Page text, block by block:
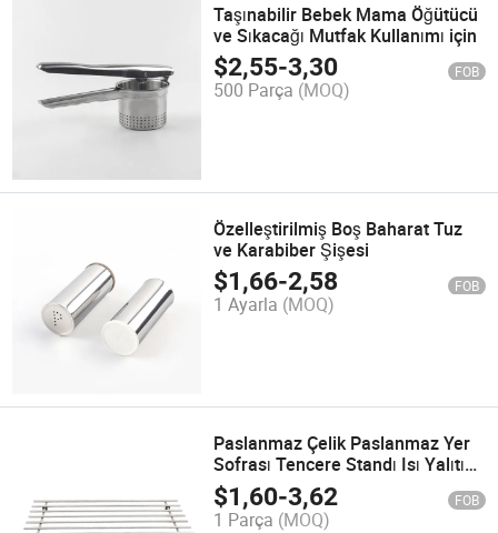
Taşınabilir Bebek Mama Öğütücü
ve Sıkacağı Mutfak Kullanımı için
$2,55-3,30 FOB
500 Parça (MOQ)
Özelleştirilmiş Boş Baharat Tuz
ve Karabiber Şişesi
$1,66-2,58 FOB
1 Ayarla (MOQ)
Paslanmaz Çelik Paslanmaz Yer
Sofrası Tencere Standı Isı Yalıtımı
Mutfak ve Masa Kullanımı için
$1,60-3,62 FOB
1 Parça (MOQ)